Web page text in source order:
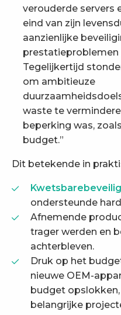
verouderde servers
eind van zijn
aanzienlijke
prestatieproblemen
Tegelijkertijd
om ambitieuze
waste te
beperking was,
budget.”
Dit betekende in
Kwetsbare
ondersteunde
Afnemende
trager werden en
achterbleven.
Druk op het
nieuwe OEM-
budget
belangrijke